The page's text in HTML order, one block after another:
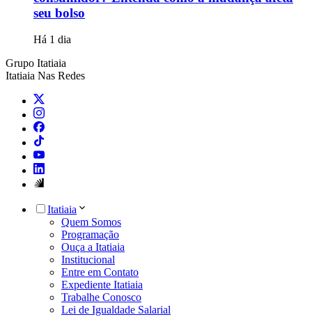
seu bolso
Há 1 dia
Grupo Itatiaia
Itatiaia Nas Redes
Itatiaia
Quem Somos
Programação
Ouça a Itatiaia
Institucional
Entre em Contato
Expediente Itatiaia
Trabalhe Conosco
Lei de Igualdade Salarial